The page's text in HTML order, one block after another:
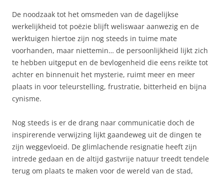
De noodzaak tot het omsmeden van de dagelijkse
werkelijkheid tot poëzie blijft weliswaar aanwezig en de
werktuigen hiertoe zijn nog steeds in tuime mate
voorhanden, maar niettemin… de persoonlijkheid lijkt zich
te hebben uitgeput en de bevlogenheid die eens reikte tot
achter en binnenuit het mysterie, ruimt meer en meer
plaats in voor teleurstelling, frustratie, bitterheid en bijna
cynisme.
Nog steeds is er de drang naar communicatie doch de
inspirerende verwijzing lijkt gaandeweg uit de dingen te
zijn weggevloeid. De glimlachende resignatie heeft zijn
intrede gedaan en de altijd gastvrije natuur treedt tendele
terug om plaats te maken voor de wereld van de stad,